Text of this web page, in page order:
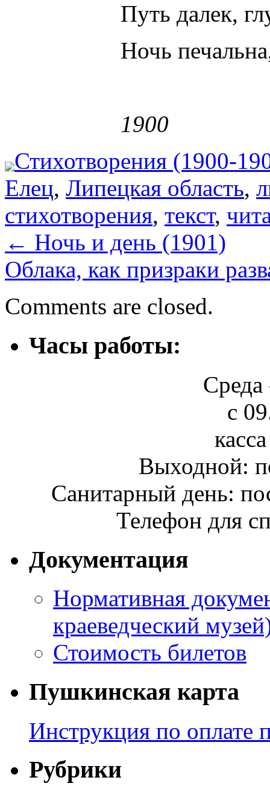
Путь далек,
Ночь
1900
Стихотворения (1900-
Елец, Липецкая область,
стихотворения, текст,
← Ночь и день (1901)
Облака, как призраки
Comments are closed.
Часы работы:
Среда
с
Выходной:
Санитарный день:
Телефон для
Документация
Нормативная
краеведческий
Стоимость билетов
Пушкинская карта
Инструкция по оплате
Рубрики